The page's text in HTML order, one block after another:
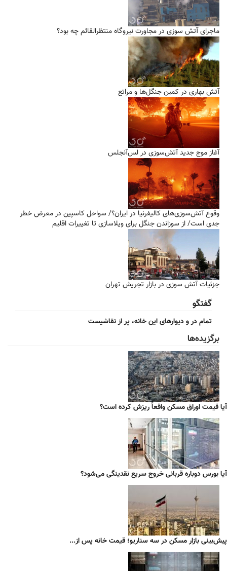
ماجرای آتش سوزی در مجاورت نیروگاه منتظرالقائم چه بود؟
آتش بهاری در کمین جنگل‌ها و مراتع
آغاز موج جدید آتش‌سوزی در لس‌آنجلس
وقوع آتش‌سوزی‌های کالیفرنیا در ایران؟/ سواحل کاسپین در معرض خطر
جدی است/ از سوزاندن جنگل برای ویلاسازی تا تغییرات اقلیم
جزئیات آتش سوزی در بازار تجریش تهران
گفتگو
تمام در و دیوارهای این خانه، پر از نقاشیست
برگزیده‌ها
آیا قیمت اوراق مسکن واقعاً ریزش کرده است؟
آیا بورس دوباره قربانی خروج سریع نقدینگی می‌شود؟
پیش‌بینی بازار مسکن در سه سناریو؛ قیمت خانه پس از...